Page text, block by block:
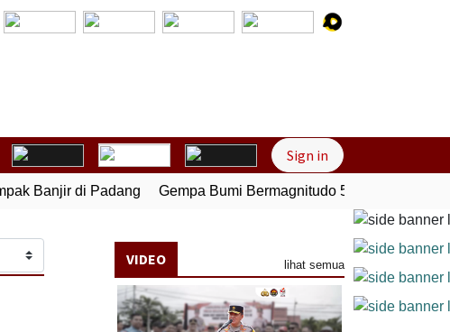
Sign in
Banjir di Padang Gempa Bumi Bermagnitudo 5,1 Kembali
VIDEO lihat semua